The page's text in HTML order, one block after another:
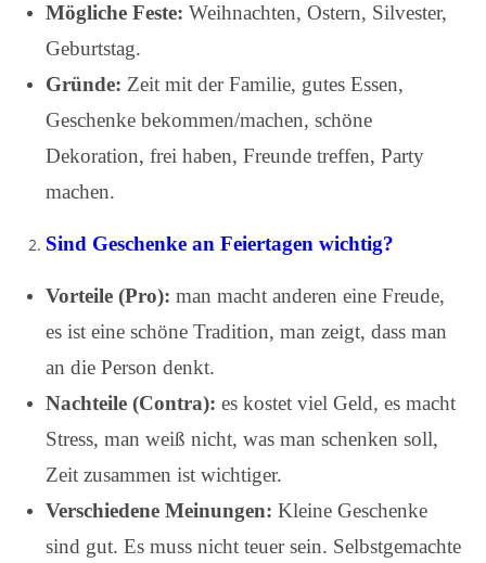
Mögliche Feste: Weihnachten, Ostern, Silvester,
Geburtstag.
Gründe: Zeit mit der Familie, gutes Essen,
Geschenke bekommen/machen, schöne
Dekoration, frei haben, Freunde treffen, Party
machen.
Sind Geschenke an Feiertagen wichtig?
Vorteile (Pro): man macht anderen eine Freude,
es ist eine schöne Tradition, man zeigt, dass man
an die Person denkt.
Nachteile (Contra): es kostet viel Geld, es macht
Stress, man weiß nicht, was man schenken soll,
Zeit zusammen ist wichtiger.
Verschiedene Meinungen: Kleine Geschenke
sind gut. Es muss nicht teuer sein. Selbstgemachte